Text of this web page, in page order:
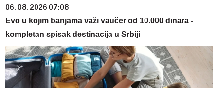
06. 08. 2026 07:08
Evo u kojim banjama važi vaučer od 10.000 dinara -
kompletan spisak destinacija u Srbiji